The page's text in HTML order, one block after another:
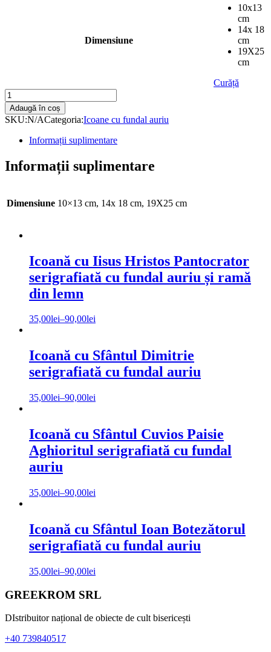
Dimensiune
10x13
cm
14x 18
cm
19X25
cm
Curăță
Icoană
cu
Maica
Domnului
Eleusa
serigrafiată
cu
fundal
Adaugă în coș
SKU:N/ACategoria:Icoane cu fundal auriu
Informații suplimentare
Informații suplimentare
Dimensiune 10×13 cm, 14x 18 cm, 19X25 cm
Icoană cu Iisus Hristos Pantocrator
serigrafiată cu fundal auriu și ramă
din lemn
35,00lei–90,00lei
Icoană cu Sfântul Dimitrie
serigrafiată cu fundal auriu
35,00lei–90,00lei
Icoană cu Sfântul Cuvios Paisie
Aghioritul serigrafiată cu fundal
auriu
35,00lei–90,00lei
Icoană cu Sfântul Ioan Botezătorul
serigrafiată cu fundal auriu
35,00lei–90,00lei
Bara
Footer
GREEKROM SRL
DIstribuitor național de obiecte de cult bisericești
+40 739840517